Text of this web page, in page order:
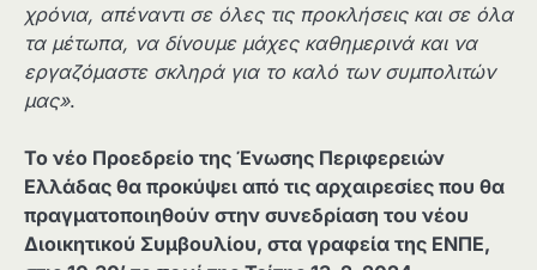
χρόνια, απέναντι σε όλες τις προκλήσεις και σε όλα
τα μέτωπα, να δίνουμε μάχες καθημερινά και να
εργαζόμαστε σκληρά για το καλό των συμπολιτών
μας».
Το νέο Προεδρείο της Ένωσης Περιφερειών
Ελλάδας θα προκύψει από τις αρχαιρεσίες που θα
πραγματοποιηθούν στην συνεδρίαση του νέου
Διοικητικού Συμβουλίου, στα γραφεία της ΕΝΠΕ,